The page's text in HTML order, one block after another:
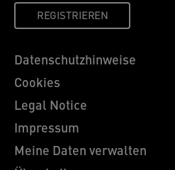
REGISTRIEREN
Datenschutzhinweise
Cookies
Legal Notice
Impressum
Meine Daten verwalten